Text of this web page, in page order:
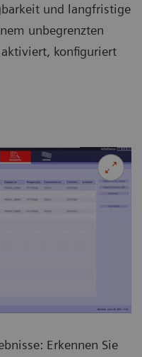
und langfristige
unbegrenzten
konfiguriert
Erkennen Sie